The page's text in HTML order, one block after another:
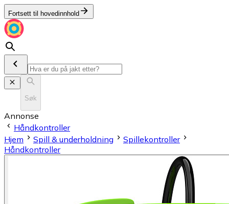
Fortsett til hovedinnhold
Søk
Annonse
Håndkontroller
Hjem
Spill & underholdning
Spillekontroller
Håndkontroller